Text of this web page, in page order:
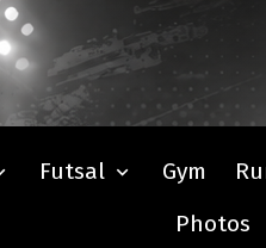
Futsal Gym
Photos